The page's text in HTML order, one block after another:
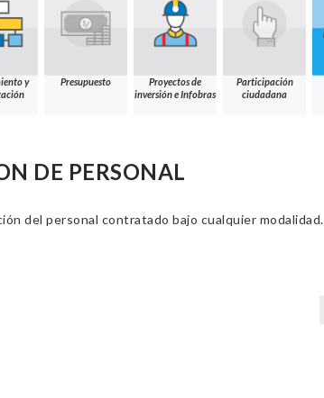
y
Presupuesto
Proyectos de
inversión e Infobras
Participación
ciudadana
DE PERSONAL
del personal contratado bajo cualquier modalidad.